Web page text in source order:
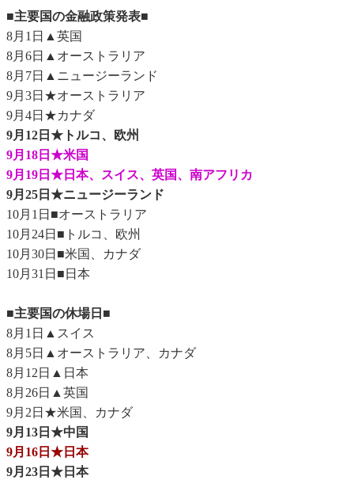
■主要国の金融政策発表■
8月1日▲英国
8月6日▲オーストラリア
8月7日▲ニュージーランド
9月3日★オーストラリア
9月4日★カナダ
9月12日★トルコ、欧州
9月18日★米国
9月19日★日本、スイス、英国、南アフリカ
9月25日★ニュージーランド
10月1日■オーストラリア
10月24日■トルコ、欧州
10月30日■米国、カナダ
10月31日■日本
■主要国の休場日■
8月1日▲スイス
8月5日▲オーストラリア、カナダ
8月12日▲日本
8月26日▲英国
9月2日★米国、カナダ
9月13日★中国
9月16日★日本
9月23日★日本